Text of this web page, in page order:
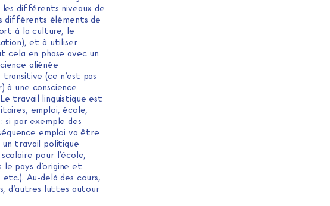
différents niveaux de
différents éléments de
à la culture, le
et à utiliser
cela en phase avec un
aliénée
(ce n’est pas
à une conscience
travail linguistique est
emploi, école,
si par exemple des
emploi va être
travail politique
pour l’école,
pays d’origine et
Au-delà des cours,
d’autres luttes autour